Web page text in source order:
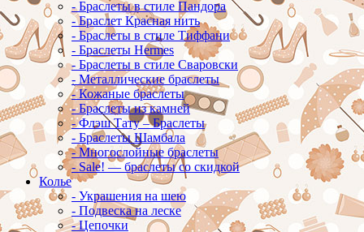
-Браслеты в стиле Пандора
-Браслет Красная нить
- Браслеты в стиле Тиффани
- Браслеты Hermes
- Браслеты в стиле Сваровски
- Металлические браслеты
-Кожаные браслеты
-Браслеты из камней
-Флэш Тату – Браслеты
- Браслеты Шамбала
-Многослойные браслеты
-Sale! — браслеты со скидкой
Колье
- Украшения на шею
- Подвеска на леске
-Цепочки